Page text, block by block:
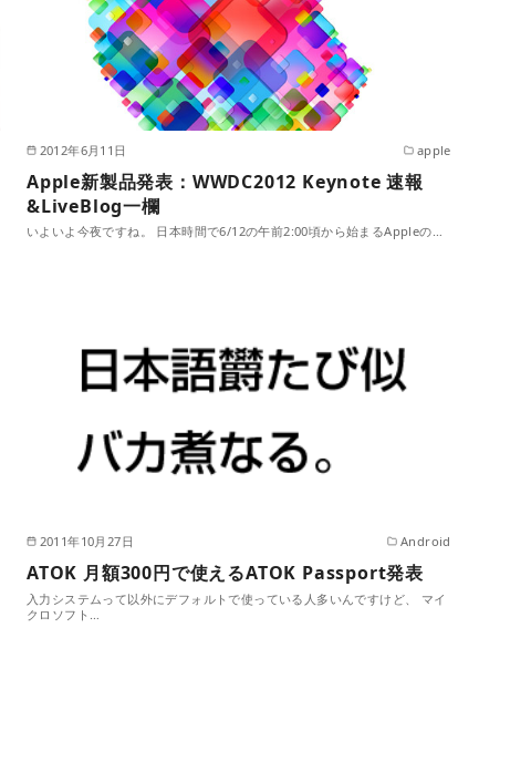
2012年6月11日 apple
Apple新製品発表：WWDC2012 Keynote 速報
&LiveBlog一欄
いよいよ今夜ですね。 日本時間で6/12の午前2:00頃から始まるAppleの…
2011年10月27日 Android
ATOK 月額300円で使えるATOK Passport発表
入力システムって以外にデフォルトで使っている人多いんですけど、 マイ
クロソフト…